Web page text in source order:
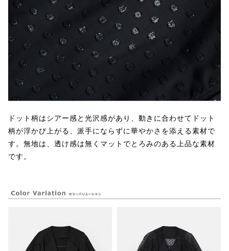
ドット柄はシアー感と光沢感があり、動きに合わせてドット
柄が浮かび上がる、派手にならずに華やかさを添える素材で
す。無地は、透け感は無くマットでとろみのある上品な素材
です。